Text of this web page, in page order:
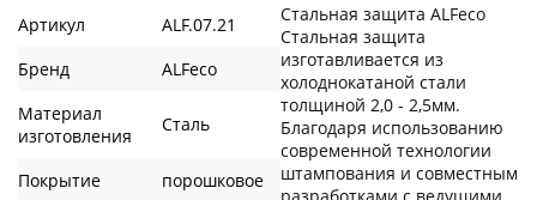
Артикул
ALF.07.21
Бренд
ALFeco
Материал
изготовления
Сталь
Покрытие
порошковое
Стальная защита ALFeco
Стальная защита
изготавливается из
холоднокатаной стали
толщиной 2,0 - 2,5мм.
Благодаря использованию
современной технологии
штампования и совместным
разработками с ведущими